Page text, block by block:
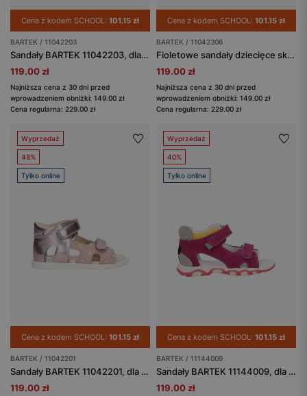
Cena z kodem SCHOOL: 101.15 zł
BARTEK / 11042203
Sandały BARTEK 11042203, dla dziewcząt, fioletowo-różowy
119.00 zł
Najniższa cena z 30 dni przed
wprowadzeniem obniżki: 149.00 zł
Cena regularna: 229.00 zł
Cena z kodem SCHOOL: 101.15 zł
BARTEK / 11042306
Fioletowe sandały dziecięce skórzane na rzepy BARTEK 11042306
119.00 zł
Najniższa cena z 30 dni przed
wprowadzeniem obniżki: 149.00 zł
Cena regularna: 229.00 zł
Wyprzedaż
48%
Tylko online
Cena z kodem SCHOOL: 101.15 zł
BARTEK / 11042201
Sandały BARTEK 11042201, dla dziewcząt, różowy
119.00 zł
Wyprzedaż
40%
Tylko online
Cena z kodem SCHOOL: 101.15 zł
BARTEK / 11144009
Sandały BARTEK 11144009, dla dziewcząt, fuksja
119.00 zł